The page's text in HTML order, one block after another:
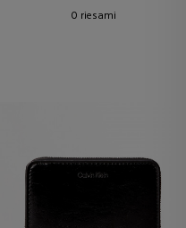
0 riesami